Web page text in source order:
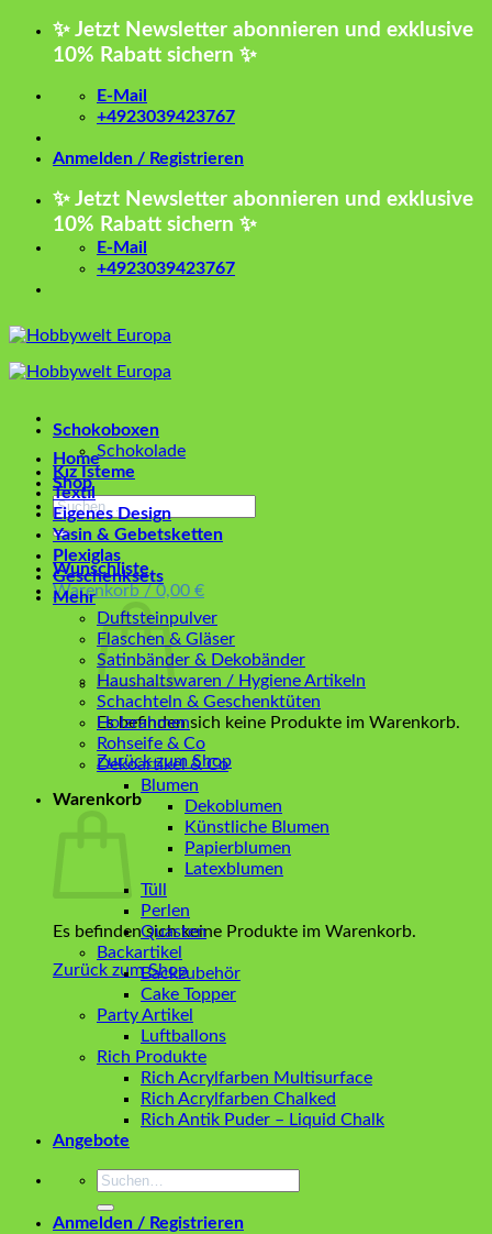
Zum
✨ Jetzt Newsletter abonnieren und exklusive
10% Rabatt sichern ✨
E-Mail
+4923039423767
Anmelden / Registrieren
✨ Jetzt Newsletter abonnieren und exklusive
10% Rabatt sichern ✨
E-Mail
+4923039423767
Home
Shop
Suchen
nach:
Wunschliste
Warenkorb / 0,00 €
Es befinden sich keine Produkte im Warenkorb.
Zurück zum Shop
Warenkorb
Es befinden sich keine Produkte im Warenkorb.
Zurück zum Shop
Schokoboxen
Schokolade
Kız İsteme
Textil
Eigenes Design
Yasin & Gebetsketten
Plexiglas
Geschenksets
Mehr
Duftsteinpulver
Flaschen & Gläser
Satinbänder & Dekobänder
Haushaltswaren / Hygiene Artikeln
Schachteln & Geschenktüten
Holzrahmen
Rohseife & Co
Dekoartikel & Co
Blumen
Dekoblumen
Künstliche Blumen
Papierblumen
Latexblumen
Tüll
Perlen
Quasten
Backartikel
Backzubehör
Cake Topper
Party Artikel
Luftballons
Rich Produkte
Rich Acrylfarben Multisurface
Rich Acrylfarben Chalked
Rich Antik Puder – Liquid Chalk
Angebote
Suchen
Anmelden / Registrieren